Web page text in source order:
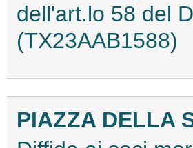
dell'art.lo 58 del
(TX23AAB1588)
PIAZZA DELLA